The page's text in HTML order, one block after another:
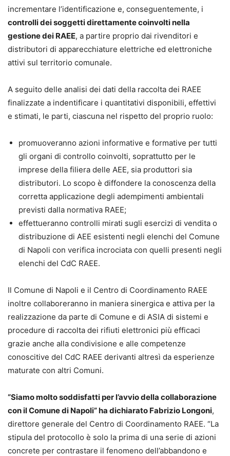
incrementare l’identificazione e, conseguentemente, i
controlli dei soggetti direttamente coinvolti nella
gestione dei RAEE, a partire proprio dai rivenditori e
distributori di apparecchiature elettriche ed elettroniche
attivi sul territorio comunale.
A seguito delle analisi dei dati della raccolta dei RAEE
finalizzate a indentificare i quantitativi disponibili, effettivi
e stimati, le parti, ciascuna nel rispetto del proprio ruolo:
promuoveranno azioni informative e formative per tutti
gli organi di controllo coinvolti, soprattutto per le
imprese della filiera delle AEE, sia produttori sia
distributori. Lo scopo è diffondere la conoscenza della
corretta applicazione degli adempimenti ambientali
previsti dalla normativa RAEE;
effettueranno controlli mirati sugli esercizi di vendita o
distribuzione di AEE esistenti negli elenchi del Comune
di Napoli con verifica incrociata con quelli presenti negli
elenchi del CdC RAEE.
Il Comune di Napoli e il Centro di Coordinamento RAEE
inoltre collaboreranno in maniera sinergica e attiva per la
realizzazione da parte di Comune e di ASIA di sistemi e
procedure di raccolta dei rifiuti elettronici più efficaci
grazie anche alla condivisione e alle competenze
conoscitive del CdC RAEE derivanti altresì da esperienze
maturate con altri Comuni.
“Siamo molto soddisfatti per l’avvio della collaborazione
con il Comune di Napoli” ha dichiarato Fabrizio Longoni,
direttore generale del Centro di Coordinamento RAEE. “La
stipula del protocollo è solo la prima di una serie di azioni
concrete per contrastare il fenomeno dell’abbandono e